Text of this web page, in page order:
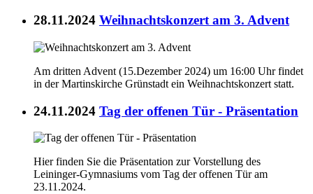
28.11.2024 Weihnachtskonzert am 3. Advent
Am dritten Advent (15.Dezember 2024) um 16:00 Uhr findet
in der Martinskirche Grünstadt ein Weihnachtskonzert statt.
24.11.2024 Tag der offenen Tür - Präsentation
Hier finden Sie die Präsentation zur Vorstellung des
Leininger-Gymnasiums vom Tag der offenen Tür am
23.11.2024.